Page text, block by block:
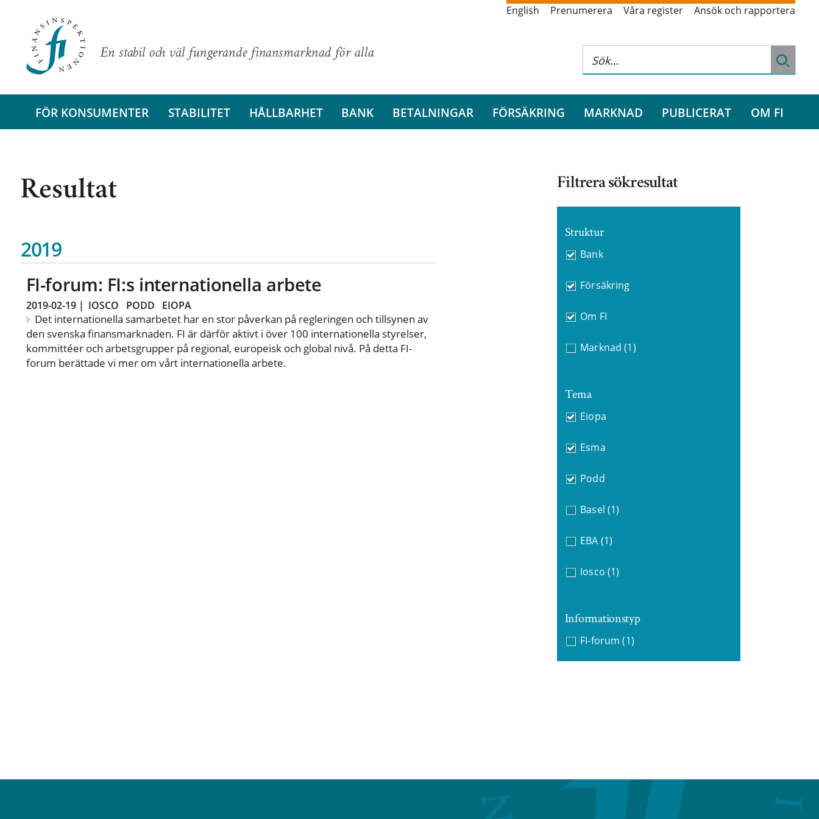
En stabil och väl fungerande finansmarknad för alla
English Prenumerera Våra register Ansök och rapportera
FÖR KONSUMENTER STABILITET HÅLLBARHET BANK BETALNINGAR FÖRSÄKRING MARKNAD PUBLICERAT OM FI
Resultat
2019
FI-forum: FI:s internationella arbete
2019-02-19| IOSCO PODD EIOPA
Det internationella samarbetet har en stor påverkan på regleringen och tillsynen av
den svenska finansmarknaden. FI är därför aktivt i över 100 internationella styrelser,
kommittéer och arbetsgrupper på regional, europeisk och global nivå. På detta FI-
forum berättade vi mer om vårt internationella arbete.
Filtrera sökresultat
Struktur
Bank
Försäkring
Om FI
Marknad (1)
Tema
Eiopa
Esma
Podd
Basel (1)
EBA (1)
Iosco (1)
Informationstyp
FI-forum (1)